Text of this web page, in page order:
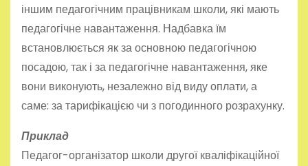
іншим педагогічним працівникам школи, які мають
педагогічне навантаження. Надбавка їм
встановлюється як за основною педагогічною
посадою, так і за педагогічне навантаження, яке
вони виконують, незалежно від виду оплати, а
саме: за тарифікацією чи з погодинного розрахунку.
Приклад
Педагог-організатор школи другої кваліфікаційної